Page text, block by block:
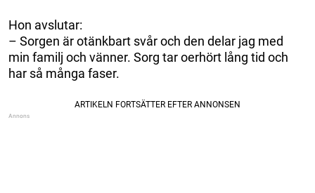
Hon avslutar:
– Sorgen är otänkbart svår och den delar jag med
min familj och vänner. Sorg tar oerhört lång tid och
har så många faser.